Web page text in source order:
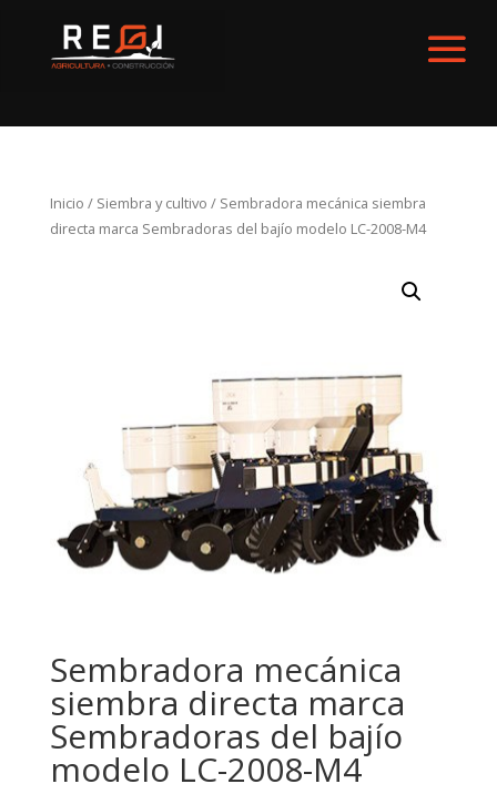
Inicio / Siembra y cultivo / Sembradora mecánica siembra
directa marca Sembradoras del bajío modelo LC-2008-M4
Sembradora mecánica
siembra directa marca
Sembradoras del bajío
modelo LC-2008-M4